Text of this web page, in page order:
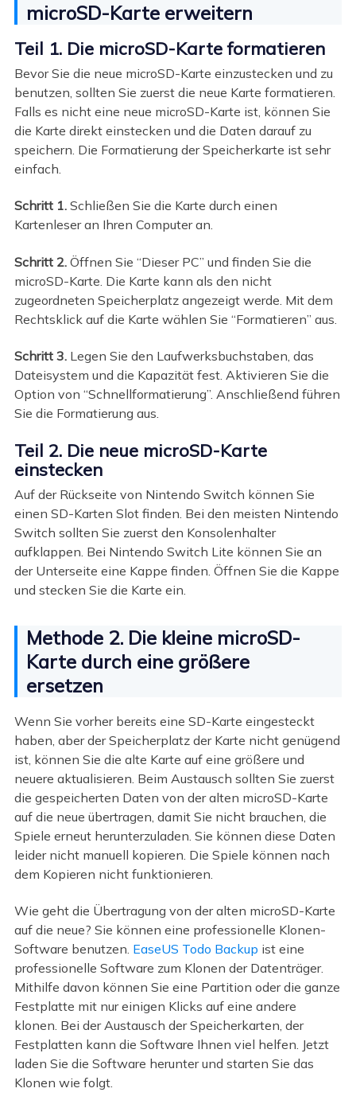
microSD-Karte erweitern
Teil 1. Die microSD-Karte formatieren
Bevor Sie die neue microSD-Karte einzustecken und zu
benutzen, sollten Sie zuerst die neue Karte formatieren.
Falls es nicht eine neue microSD-Karte ist, können Sie
die Karte direkt einstecken und die Daten darauf zu
speichern. Die Formatierung der Speicherkarte ist sehr
einfach.
Schritt 1.Schließen Sie die Karte durch einen
Kartenleser an Ihren Computer an.
Schritt 2.Öffnen Sie “Dieser PC” und finden Sie die
microSD-Karte. Die Karte kann als den nicht
zugeordneten Speicherplatz angezeigt werde. Mit dem
Rechtsklick auf die Karte wählen Sie “Formatieren” aus.
Schritt 3.Legen Sie den Laufwerksbuchstaben, das
Dateisystem und die Kapazität fest. Aktivieren Sie die
Option von “Schnellformatierung”. Anschließend führen
Sie die Formatierung aus.
Teil 2. Die neue microSD-Karte
einstecken
Auf der Rückseite von Nintendo Switch können Sie
einen SD-Karten Slot finden. Bei den meisten Nintendo
Switch sollten Sie zuerst den Konsolenhalter
aufklappen. Bei Nintendo Switch Lite können Sie an
der Unterseite eine Kappe finden. Öffnen Sie die Kappe
und stecken Sie die Karte ein.
Methode 2. Die kleine microSD-
Karte durch eine größere
ersetzen
Wenn Sie vorher bereits eine SD-Karte eingesteckt
haben, aber der Speicherplatz der Karte nicht genügend
ist, können Sie die alte Karte auf eine größere und
neuere aktualisieren. Beim Austausch sollten Sie zuerst
die gespeicherten Daten von der alten microSD-Karte
auf die neue übertragen, damit Sie nicht brauchen, die
Spiele erneut herunterzuladen. Sie können diese Daten
leider nicht manuell kopieren. Die Spiele können nach
dem Kopieren nicht funktionieren.
Wie geht die Übertragung von der alten microSD-Karte
auf die neue? Sie können eine professionelle Klonen-
Software benutzen. EaseUS Todo Backup ist eine
professionelle Software zum Klonen der Datenträger.
Mithilfe davon können Sie eine Partition oder die ganze
Festplatte mit nur einigen Klicks auf eine andere
klonen. Bei der Austausch der Speicherkarten, der
Festplatten kann die Software Ihnen viel helfen. Jetzt
laden Sie die Software herunter und starten Sie das
Klonen wie folgt.